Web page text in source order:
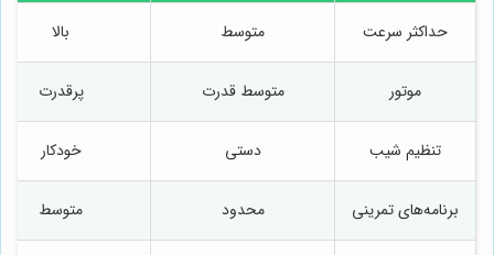
حداکثر سرعت متوسط بالا
موتور متوسط قدرت پرقدرت
تنظیم شیب دستی خودکار
برنامه‌های تمرینی محدود متوسط